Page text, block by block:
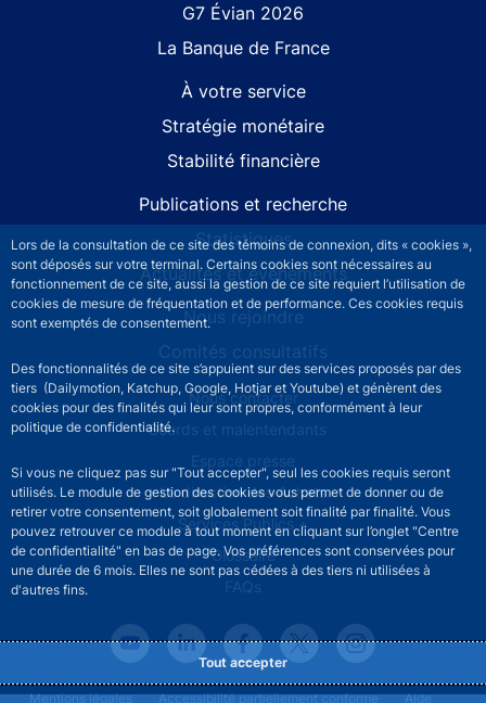
Lors de la consultation de ce site des témoins de connexion, dits « cookies »,
sont déposés sur votre terminal. Certains cookies sont nécessaires au
fonctionnement de ce site, aussi la gestion de ce site requiert l’utilisation de
cookies de mesure de fréquentation et de performance. Ces cookies requis
sont exemptés de consentement.
Des fonctionnalités de ce site s’appuient sur des services proposés par des
tiers (Dailymotion, Katchup, Google, Hotjar et Youtube) et génèrent des
cookies pour des finalités qui leur sont propres, conformément à leur
politique de confidentialité.
Si vous ne cliquez pas sur "Tout accepter", seul les cookies requis seront
utilisés. Le module de gestion des cookies vous permet de donner ou de
retirer votre consentement, soit globalement soit finalité par finalité. Vous
pouvez retrouver ce module à tout moment en cliquant sur l’onglet "Centre
de confidentialité" en bas de page. Vos préférences sont conservées pour
une durée de 6 mois. Elles ne sont pas cédées à des tiers ni utilisées à
d'autres fins.
Tout accepter
G7 Évian 2026
La Banque de France
À votre service
Stratégie monétaire
Stabilité financière
Publications et recherche
Statistiques
Actualités et événements
Nous rejoindre
Comités consultatifs
Footer secondary menuNous contacter
Sourds et malentendants
Espace presse
La direction des Achats
Services Publics +
Glossaire
FAQs
Mentions légales Accessibilité partiellement conforme Aide